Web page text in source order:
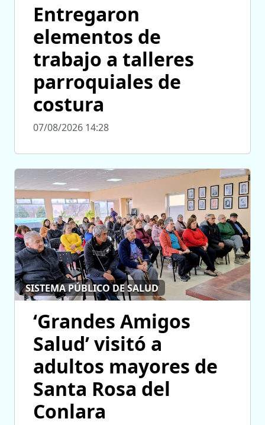
Entregaron
elementos de
trabajo a talleres
parroquiales de
costura
07/08/2026 14:28
SISTEMA PÚBLICO DE SALUD
‘Grandes Amigos
Salud’ visitó a
adultos mayores de
Santa Rosa del
Conlara